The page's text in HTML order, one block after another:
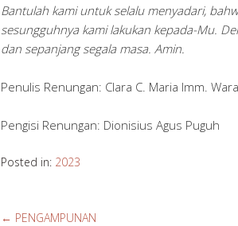
Bantulah kami untuk selalu menyadari,
sesungguhnya kami lakukan kepada-Mu.
dan sepanjang segala masa. Amin.
Penulis Renungan: Clara C. Maria Imm.
Pengisi Renungan: Dionisius Agus Puguh
Posted in: 2023
← PENGAMPUNAN